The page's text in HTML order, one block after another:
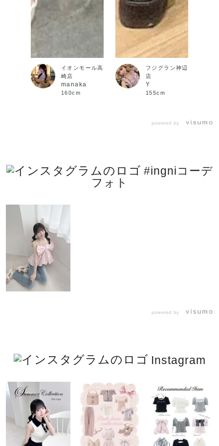
イオンモール高
崎店
manaka
160cm
フジグラン神辺
店
Y
155cm
powered by
#ingniコーデ
フォト
powered by
Instagram